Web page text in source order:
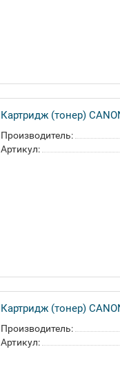
Картридж (тонер)
Производитель:
Артикул:
Картридж (тонер)
Производитель:
Артикул: